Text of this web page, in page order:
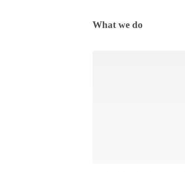
What we do